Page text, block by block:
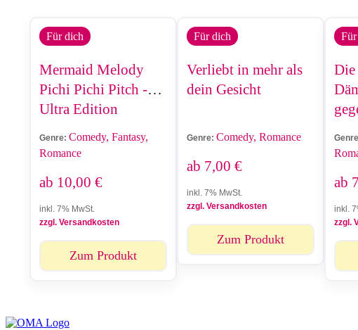
Für dich
Mermaid Melody
Pichi Pichi Pitch -
Ultra Edition
Genre: Comedy, Fantasy,
Romance
ab 10,00 €
inkl. 7% MwSt.
zzgl. Versandkosten
Zum Produkt
Für dich
Verliebt in mehr als
dein Gesicht
Genre: Comedy, Romance
ab 7,00 €
inkl. 7% MwSt.
zzgl. Versandkosten
Zum Produkt
Die
ab
inkl.
zzgl.